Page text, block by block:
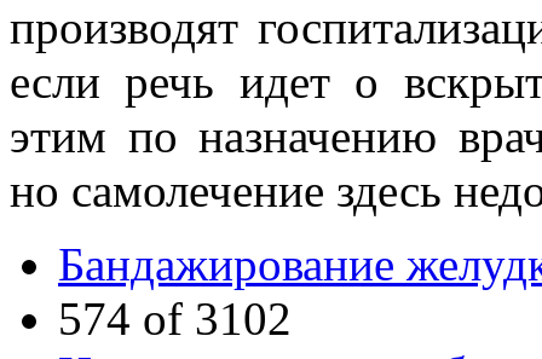
производят
если речь идет о
этим по назначению
но самолечение здесь
Бандажирование
574 of 3102